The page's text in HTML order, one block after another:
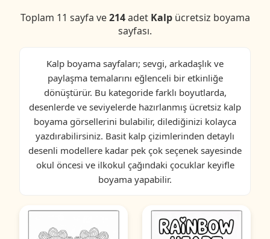
Toplam 11 sayfa ve214adet Kalpücretsiz boyama
sayfası.
Kalp boyama sayfaları; sevgi, arkadaşlık ve
paylaşma temalarını eğlenceli bir etkinliğe
dönüştürür. Bu kategoride farklı boyutlarda,
desenlerde ve seviyelerde hazırlanmış ücretsiz kalp
boyama görsellerini bulabilir, dilediğinizi kolayca
yazdırabilirsiniz. Basit kalp çizimlerinden detaylı
desenli modellere kadar pek çok seçenek sayesinde
okul öncesi ve ilkokul çağındaki çocuklar keyifle
boyama yapabilir.